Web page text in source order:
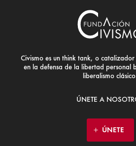
Civismo es un think tank, o
en la defensa de la libertad personal
liberalismo
ÚNETE A
ÚNETE